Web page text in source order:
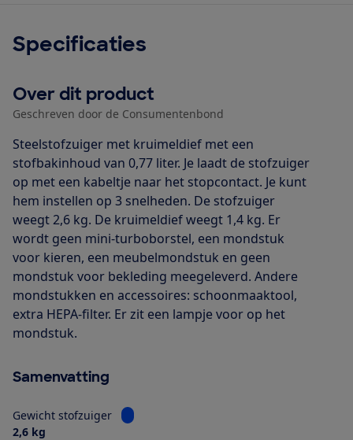
Specificaties
Over dit product
Geschreven door de Consumentenbond
Steelstofzuiger met kruimeldief met een
stofbakinhoud van 0,77 liter. Je laadt de stofzuiger
op met een kabeltje naar het stopcontact. Je kunt
hem instellen op 3 snelheden. De stofzuiger
weegt 2,6 kg. De kruimeldief weegt 1,4 kg. Er
wordt geen mini-turboborstel, een mondstuk
voor kieren, een meubelmondstuk en geen
mondstuk voor bekleding meegeleverd. Andere
mondstukken en accessoires: schoonmaaktool,
extra HEPA-filter. Er zit een lampje voor op het
mondstuk.
Samenvatting
Gewicht stofzuiger
Bekijk informatie voor Gewicht stofzuiger
2,6 kg